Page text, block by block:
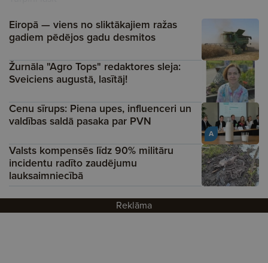
Eiropā — viens no sliktākajiem ražas
gadiem pēdējos gadu desmitos
Žurnāla "Agro Tops" redaktores sleja:
Sveiciens augustā, lasītāj!
A
Cenu sīrups: Piena upes, influenceri un
valdības saldā pasaka par PVN
Valsts kompensēs līdz 90% militāru
incidentu radīto zaudējumu
lauksaimniecībā
Reklāma